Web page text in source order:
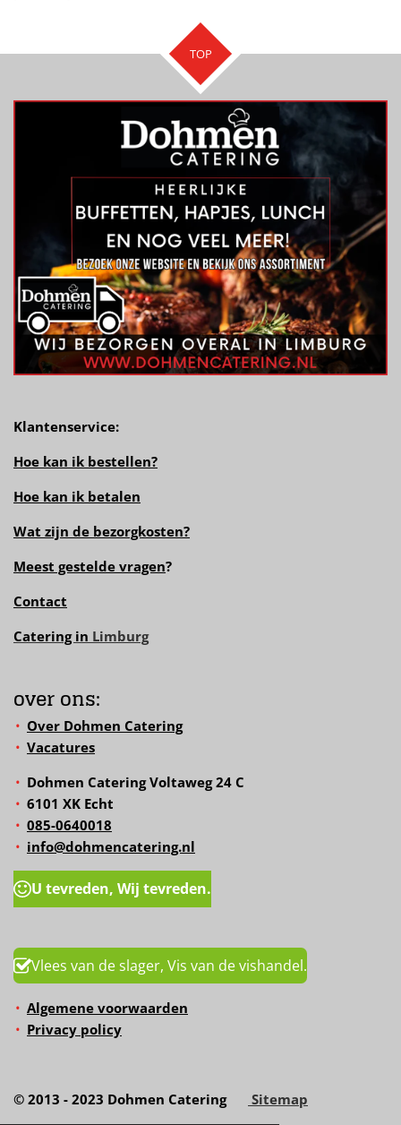
TOP
Klantenservice:
Hoe kan ik bestellen?
Hoe kan ik betalen
Wat zijn de bezorgkosten?
Meest gestelde vragen?
Contact
Catering in Limburg
over ons:
Over Dohmen Catering
Vacatures
Dohmen Catering Voltaweg 24 C
6101 XK Echt
085-0640018
info@dohmencatering.nl
U tevreden, Wij tevreden.
Vlees van de slager, Vis van de vishandel.
Algemene voorwaarden
Privacy policy
© 2013 - 2023 Dohmen Catering Sitemap